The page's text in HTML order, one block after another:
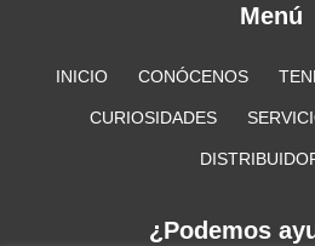
Menú
INICIO CONÓCENOS
CURIOSIDADES
¿Podemos